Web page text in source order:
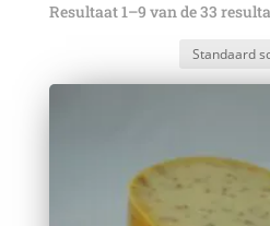
Resultaat 1–9 van de 33